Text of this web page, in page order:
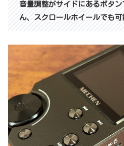
音量調整がサイドにあるボタ
ん、スクロールホイールでも可